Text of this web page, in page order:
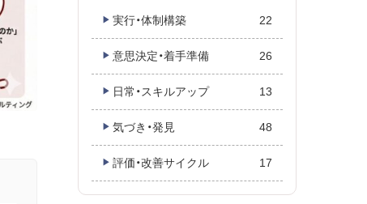
実行・体制構築 22
意思決定・着手準備 26
日常・スキルアップ 13
気づき・発見 48
評価・改善サイクル 17